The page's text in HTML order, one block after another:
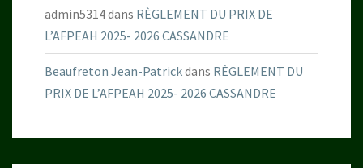
admin5314dans RÈGLEMENT DU PRIX DE
L’AFPEAH 2025- 2026 CASSANDRE
Beaufreton Jean-Patrickdans RÈGLEMENT DU
PRIX DE L’AFPEAH 2025- 2026 CASSANDRE